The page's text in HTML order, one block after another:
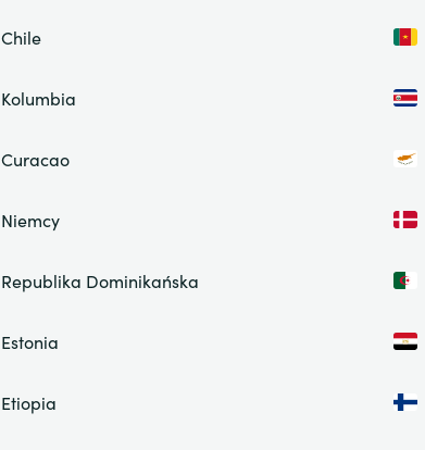
Chile
Kolumbia
Curacao
Niemcy
Republika Dominikańska
Estonia
Etiopia